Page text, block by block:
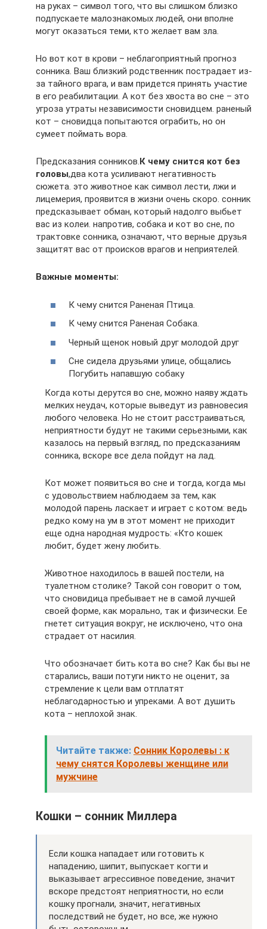
на руках – символ того, что вы слишком близко
подпускаете малознакомых людей, они вполне
могут оказаться теми, кто желает вам зла.
Но вот кот в крови – неблагоприятный прогноз
сонника. Ваш близкий родственник пострадает из-
за тайного врага, и вам придется принять участие
в его реабилитации. А кот без хвоста во сне – это
угроза утраты независимости сновидцем. раненый
кот – сновидца попытаются ограбить, но он
сумеет поймать вора.
Предсказания сонников.К чему снится кот без
головы,два кота усиливают негативность
сюжета. это животное как символ лести, лжи и
лицемерия, проявится в жизни очень скоро. сонник
предсказывает обман, который надолго выбьет
вас из колеи. напротив, собака и кот во сне, по
трактовке сонника, означают, что верные друзья
защитят вас от происков врагов и неприятелей.
Важные моменты:
К чему снится Раненая Птица.
К чему снится Раненая Собака.
Черный щенок новый друг молодой друг
Сне сидела друзьями улице, общались
Погубить напавшую собаку
Когда коты дерутся во сне, можно наяву ждать
мелких неудач, которые выведут из равновесия
любого человека. Но не стоит расстраиваться,
неприятности будут не такими серьезными, как
казалось на первый взгляд, по предсказаниям
сонника, вскоре все дела пойдут на лад.
Кот может появиться во сне и тогда, когда мы
с удовольствием наблюдаем за тем, как
молодой парень ласкает и играет с котом: ведь
редко кому на ум в этот момент не приходит
еще одна народная мудрость: «Кто кошек
любит, будет жену любить.
Животное находилось в вашей постели, на
туалетном столике? Такой сон говорит о том,
что сновидица пребывает не в самой лучшей
своей форме, как морально, так и физически. Ее
гнетет ситуация вокруг, не исключено, что она
страдает от насилия.
Что обозначает бить кота во сне? Как бы вы не
старались, ваши потуги никто не оценит, за
стремление к цели вам отплатят
неблагодарностью и упреками. А вот душить
кота – неплохой знак.
Читайте также: Сонник Королевы : к
чему снятся Королевы женщине или
мужчине
Кошки – сонник Миллера
Если кошка нападает или готовить к
нападению, шипит, выпускает когти и
выказывает агрессивное поведение, значит
вскоре предстоят неприятности, но если
кошку прогнали, значит, негативных
последствий не будет, но все, же нужно